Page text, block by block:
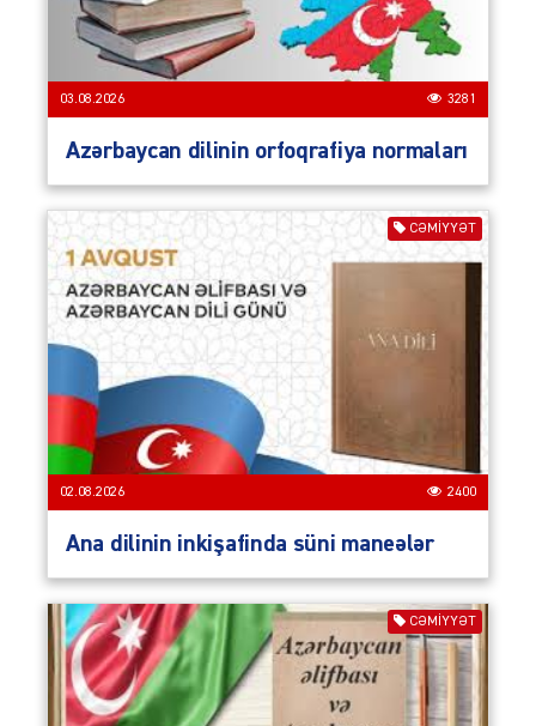
03.08.2026 3281
Azərbaycan dilinin orfoqrafiya normaları
CƏMIYYƏT
02.08.2026 2400
Ana dilinin inkişafinda süni maneələr
CƏMIYYƏT